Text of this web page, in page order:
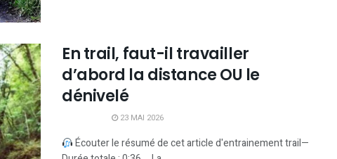
En trail, faut-il travailler
d’abord la distance OU le
dénivelé
23 MAI 2026
Écouter le résumé de cet article d'entrainement trail—